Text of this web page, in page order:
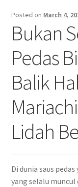
Privacy Policy
Tentang Kami
Posted on March 4,
Bukan
Pedas
Balik
Lidah
Di dunia saus
yang selalu